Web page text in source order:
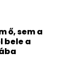
ő, sem a
bele a